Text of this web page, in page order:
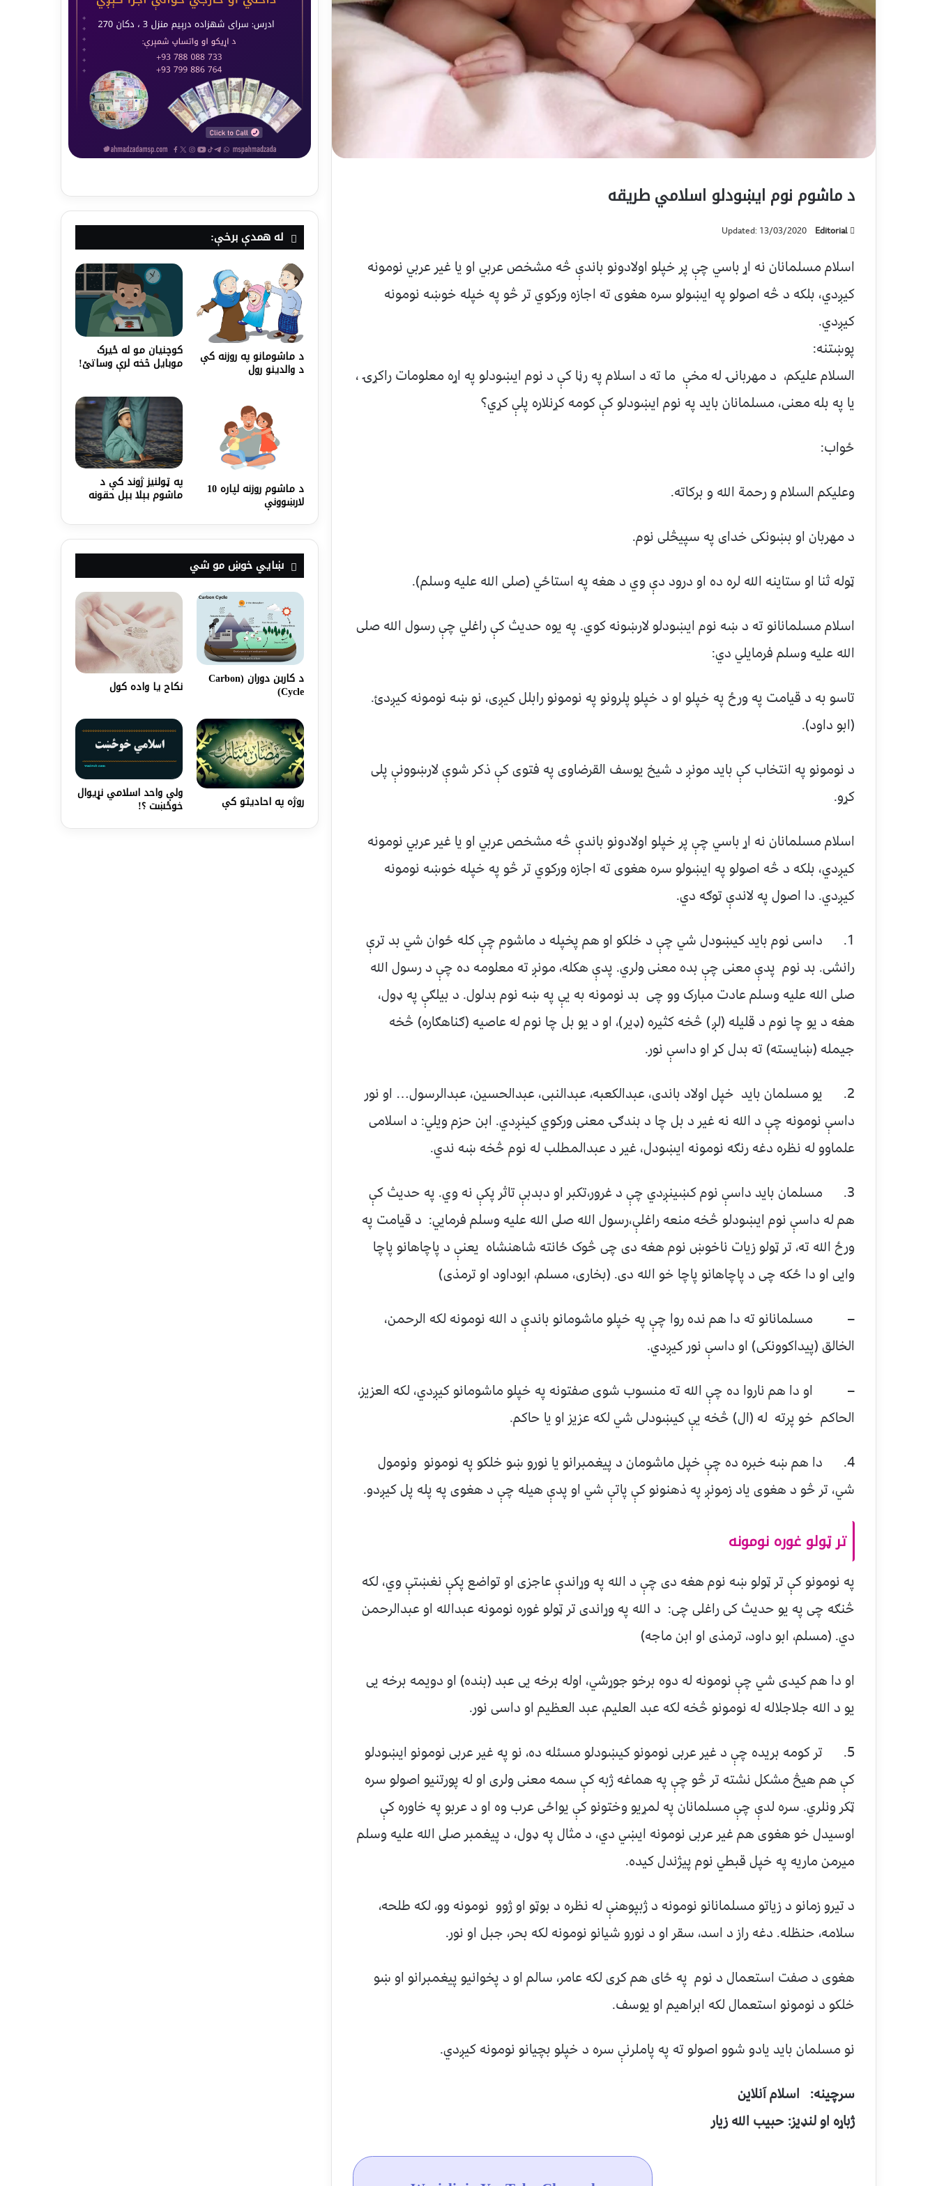
د ماشوم نوم ايښودلو اسلامي طريقه
Editorial
Updated: 13/03/2020
اسلام مسلمانان نه اړ باسي چې پر خپلو اولادونو باندې څه مشخص عربي او يا غير عربي نومونه
كيږدي، بلكه د څه اصولو په ايښولو سره هغوى ته اجازه وركوي تر څو په خپله خوښه نومونه
كيږدي.
پوښتنه:
السلام علیکم، د مهربانۍ له مخې ما ته د اسلام په رڼا کې د نوم ایښودلو په اړه معلومات راکړۍ ،
یا په بله معنی، مسلمانان باید په نوم ایښودلو کې کومه کړنلاره پلې کړي؟
ځواب:
وعلیکم السلام و رحمة الله و برکاته.
د مهربان او بښونکی خدای په سپیڅلی نوم.
ټوله ثنا او ستاینه الله لره ده او درود دې وي د هغه په استاځي (صلی الله علیه وسلم).
اسلام مسلمانانو ته د ښه نوم ایښودلو لارښونه کوي. په یوه حدیث کې راغلي چې رسول الله صلی
الله علیه وسلم فرمایلي دي:
تاسو به د قیامت په ورځ په خپلو او د خپلو پلرونو په نومونو رابلل کیږى، نو ښه نومونه کیږدئ.
(ابو داود).
د نومونو په انتخاب کې باید مونږ د شیخ یوسف القرضاوی په فتوی کې ذکر شوې لارښوونې پلی
کړو.
اسلام مسلمانان نه اړ باسي چې پر خپلو اولادونو باندې څه مشخص عربي او يا غير عربي نومونه
كيږدي، بلكه د څه اصولو په ايښولو سره هغوى ته اجازه وركوي تر څو په خپله خوښه نومونه
كيږدي. دا اصول په لاندې توګه دي.
1. داسی نوم بايد كيښودل شي چې د خلکو او هم پخپله د ماشوم چې كله ځوان شي بد ترې
رانشی. بد نوم پدې معنی چې بده معنی ولري. پدې هکله، مونږ ته معلومه ده چې د رسول الله
صلی الله علیه وسلم عادت مبارک وو چی بد نومونه به یې په ښه نوم بدلول. د بیلګې په ډول،
هغه د یو چا نوم د قلیله (لږ) څخه کثیره (ډیر)، او د یو بل چا نوم له عاصیه (ګناهګاره) څخه
جیمله (ښایسته) ته بدل کړ او داسې نور.
2. یو مسلمان باید خپل اولاد باندی، عبدالکعبه، عبدالنبی، عبدالحسین، عبدالرسول… او نور
داسې نومونه چې د الله نه غیر د بل چا د بندګۍ معنی ورکوي کینږدي. ابن حزم ویلي: د اسلامی
علماوو له نظره دغه رنګه نومونه ایښودل، غیر د عبدالمطلب له نوم څخه ښه ندي.
3. مسلمان باید داسې نوم کښینږدي چې د غرور،تكبر او دبدبې تاثر پکې نه وي. په حدیث کې
هم له داسې نوم ایښودلو څخه منعه راغلې،رسول الله صلى الله عليه وسلم فرمايي: د قیامت په
ورځ الله ته، تر ټولو زیات ناخوښ نوم هغه دی چی څوک ځانته شاهنشاه يعنې د پاچاهانو پاچا
وایی او دا ځکه چی د پاچاهانو پاچا خو الله دی. (بخاری، مسلم، ابوداود او ترمذی)
– مسلمانانو ته دا هم نده روا چې په خپلو ماشومانو باندې د الله نومونه لکه الرحمن،
الخالق (پیداکوونکی) او داسې نور کیږدي.
– او دا هم ناروا ده چې الله ته منسوب شوی صفتونه په خپلو ماشومانو کیږدي، لکه العزیز،
الحاکم خو پرته له (ال) څخه یې کیښودلی شي لکه عزیز او یا حاکم.
4. دا هم ښه خبره ده چې خپل ماشومان د پیغمبرانو یا نورو ښو خلکو په نومونو ونومول
شي، تر څو د هغوی یاد زمونږ په ذهنونو کې پاتې شي او پدې هیله چې د هغوی په پله پل کیږدو.
تر ټولو غوره نومونه
په نومونو کې تر ټولو ښه نوم هغه دی چې د الله په وړاندې عاجزی او تواضع پكې نغښتې وي، لکه
څنګه چی په یو حدیث کی راغلی چی: د الله په وړاندی تر ټولو غوره نومونه عبدالله او عبدالرحمن
دي. (مسلم، ابو داود، ترمذی او ابن ماجه)
او دا هم کیدی شي چې نومونه له دوه برخو جوړشي، اوله برخه یی عبد (بنده) او دویمه برخه یی
یو د الله جلاجلاله له نومونو څخه لکه عبد العلیم، عبد العظیم او داسی نور.
5. تر کومه بریده چې د غیر عربی نومونو کیښودلو مسئله ده، نو په غیر عربی نومونو ایښودلو
کې هم هیڅ مشکل نشته تر څو چې په هماغه ژبه کې سمه معنی ولری او له پورتنيو اصولو سره
ټكر ونلري. سره لدې چې مسلمانان په لمړیو وختونو کې یواځی عرب وه او د عربو په خاوره کې
اوسیدل خو هغوی هم غیر عربی نومونه ایښي دي، د مثال په ډول، د پيغمبر صلى الله عليه وسلم
ميرمن ماريه په خپل قبطي نوم پیژندل کیده.
د تیرو زمانو د زیاتو مسلمانانو نومونه د ژبپوهنې له نظره د بوټو او ژوو نومونه وو، لکه طلحه،
سلامه، حنظله. دغه راز د اسد، سقر او د نورو شیانو نومونه لکه ‌بحر، جبل او نور.
هغوی د صفت استعمال د نوم په ځای هم کړی لکه عامر، سالم او د پخوانیو پیغمبرانو او ښو
خلکو د نومونو استعمال لکه ابراهیم او یوسف.
نو مسلمان باید یادو شوو اصولو ته په پاملرنې سره د خپلو بچیانو نومونه کیږدي.
سرچينه: اسلام آنلاین
ژباړه او لنډیز: حبیب الله زیار
له همدې برخې:
د ماشومانو په روزنه کې
د والدینو رول
کوچنیان مو له ځیرک
موبایل څخه لرې وساتئ!
د ماشوم روزنه لپاره 10
لارښوونې
په ټولنيز ژوند کې د
ماشوم بېلا بېل حقونه
ښايي خوښ مو شي
د کاربن دوران (Carbon
Cycle) نکاح يا واده کول
روژه په احاديثو کې ولې واحد اسلامي نړیوال
خوځښت ؟!